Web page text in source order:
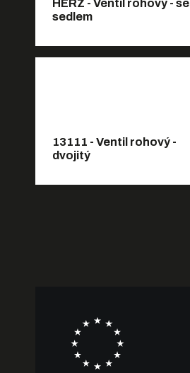
HERZ - Ventil rohový - se
sedlem
13111 - Ventil rohový -
dvojitý